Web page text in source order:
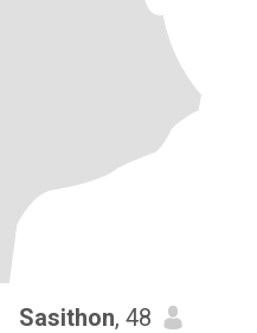
Sasithon, 48